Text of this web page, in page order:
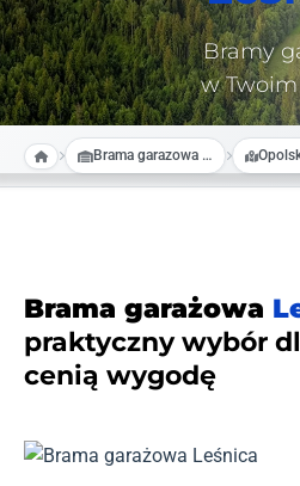
Bramy
w
Brama garazowa na wymiar
Brama garażowa
praktyczny wybór
cenią wygodę